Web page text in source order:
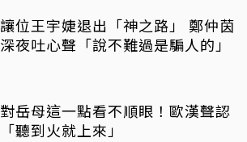
讓位王宇婕退出「神之路」 鄭仲茵
深夜吐心聲「說不難過是騙人的」
對岳母這一點看不順眼！歐漢聲認
「聽到火就上來」